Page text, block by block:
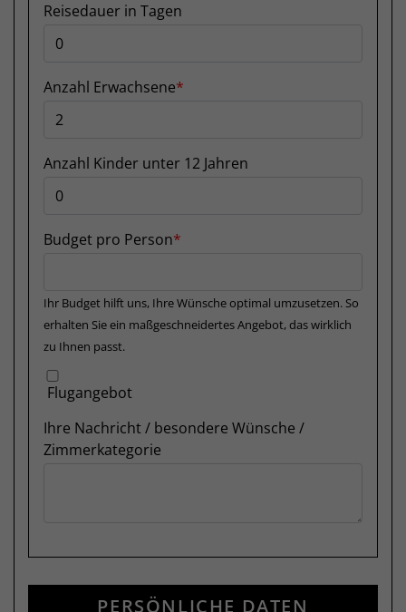
Reisedauer in Tagen
Anzahl Erwachsene
Anzahl Kinder unter 12 Jahren
Budget pro Person
Ihr Budget hilft uns, Ihre Wünsche optimal umzusetzen. So
erhalten Sie ein maßgeschneidertes Angebot, das wirklich
zu Ihnen passt.
Flugangebot
Ihre Nachricht / besondere Wünsche /
Zimmerkategorie
PERSÖNLICHE DATEN